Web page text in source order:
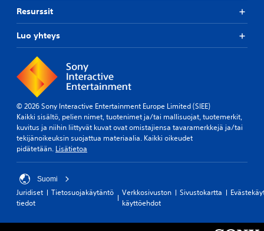
Resurssit
Luo yhteys
© 2026 Sony Interactive Entertainment Europe Limited (SIEE)
Kaikki sisältö, pelien nimet, tuotenimet ja/tai mallisuojat, tuotemerkit,
kuvitus ja niihin liittyvät kuvat ovat omistajiensa tavaramerkkejä ja/tai
tekijänoikeuksin suojattua materiaalia. Kaikki oikeudet
pidätetään. Lisätietoa
Suomi
Juridiset
tiedot
Tietosuojakäytäntö
Verkkosivuston
käyttöehdot
Sivustokartta